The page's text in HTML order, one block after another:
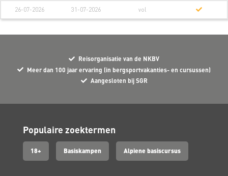
26-07-2026 31-07-2026 vol
Reisorganisatie van de NKBV
Meer dan 100 jaar ervaring (in bergsportvakanties- en cursussen)
Aangesloten bij SGR
Populaire zoektermen
18+ Basiskampen Alpiene basiscursus